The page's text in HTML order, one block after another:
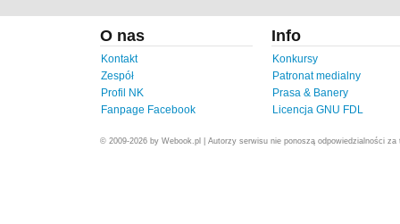
O nas
Kontakt
Zespół
Profil NK
Fanpage Facebook
Info
Konkursy
Patronat medialny
Prasa & Banery
Licencja GNU FDL
© 2009-2026 by Webook.pl | Autorzy serwisu nie ponoszą odpowiedzialności